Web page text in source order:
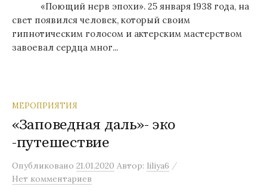
«Поющий нерв эпохи». 25 января 1938 года, на
свет появился человек, который своим
гипнотическим голосом и актерским мастерством
завоевал сердца мног...
МЕРОПРИЯТИЯ
«Заповедная даль»- эко
-путешествие
Опубликовано 21.01.2020 Автор: liliya6 /
Нет комментариев